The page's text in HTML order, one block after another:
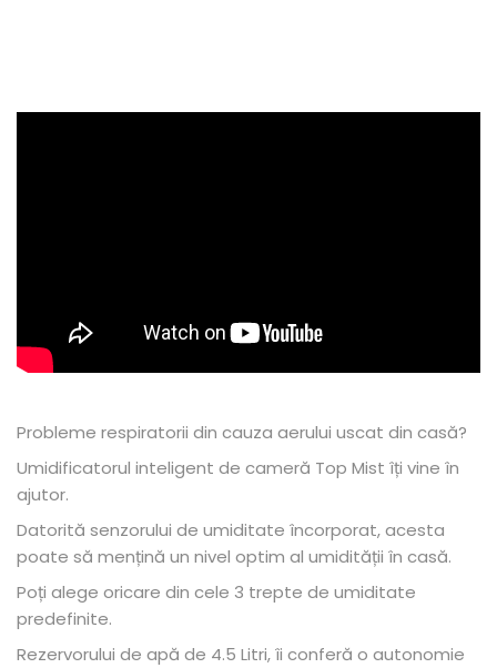
Probleme respiratorii din cauza aerului uscat din casă?
Umidificatorul inteligent de cameră Top Mist îți vine în
ajutor.
Datorită senzorului de umiditate încorporat, acesta
poate să mențină un nivel optim al umidității în casă.
Poți alege oricare din cele 3 trepte de umiditate
predefinite.
Rezervorului de apă de 4.5 Litri, îi conferă o autonomie